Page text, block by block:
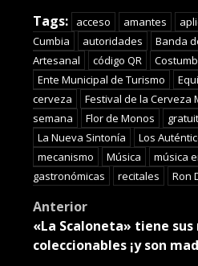
Tags: acceso amantes
Cumbia
autoridades Banda
Artesanal
código QR
Ente Municipal de Turismo
cerveza
Festival de la Cerveza
semana
Flor de Monos
La Nueva Sintonía
Los
mecanismo
Música música
gastronómicas
recitales Ron
Post
navigation
Anterior
«La Scaloneta» tiene sus
coleccionables ¡y son